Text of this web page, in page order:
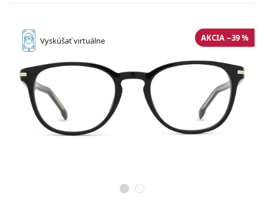
Vyskúšaťvirtuálne AKCIA −39 %